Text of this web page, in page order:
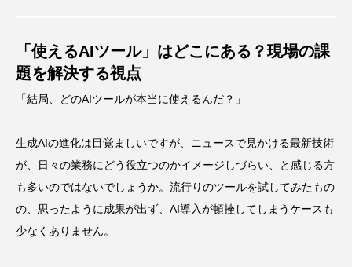
「使えるAIツール」はどこにある？現場の課
題を解決する視点
「結局、どのAIツールが本当に使えるんだ？」
生成AIの進化は目覚ましいですが、ニュースで見かける最新技術
が、日々の業務にどう役立つのかイメージしづらい、と感じる方
も多いのではないでしょうか。流行りのツールを試してみたもの
の、思ったように成果が出ず、AI導入が頓挫してしまうケースも
少なくありません。